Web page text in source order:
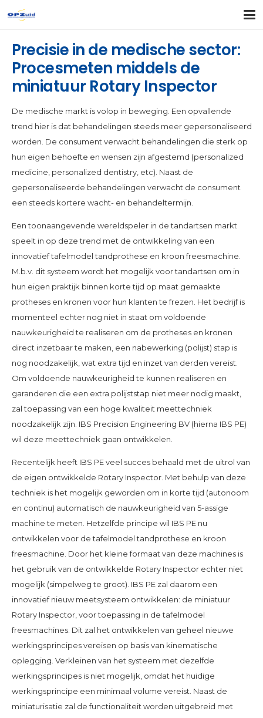
Precisie in de medische sector:
Procesmeten middels de
miniatuur Rotary Inspector
De medische markt is volop in beweging. Een opvallende
trend hier is dat behandelingen steeds meer gepersonaliseerd
worden. De consument verwacht behandelingen die sterk op
hun eigen behoefte en wensen zijn afgestemd (personalized
medicine, personalized dentistry, etc). Naast de
gepersonaliseerde behandelingen verwacht de consument
een steeds kortere wacht- en behandeltermijn.
Een toonaangevende wereldspeler in de tandartsen markt
speelt in op deze trend met de ontwikkeling van een
innovatief tafelmodel tandprothese en kroon freesmachine.
M.b.v. dit systeem wordt het mogelijk voor tandartsen om in
hun eigen praktijk binnen korte tijd op maat gemaakte
protheses en kronen voor hun klanten te frezen. Het bedrijf is
momenteel echter nog niet in staat om voldoende
nauwkeurigheid te realiseren om de protheses en kronen
direct inzetbaar te maken, een nabewerking (polijst) stap is
nog noodzakelijk, wat extra tijd en inzet van derden vereist.
Om voldoende nauwkeurigheid te kunnen realiseren en
garanderen die een extra polijststap niet meer nodig maakt,
zal toepassing van een hoge kwaliteit meettechniek
noodzakelijk zijn. IBS Precision Engineering BV (hierna IBS PE)
wil deze meettechniek gaan ontwikkelen.
Recentelijk heeft IBS PE veel succes behaald met de uitrol van
de eigen ontwikkelde Rotary Inspector. Met behulp van deze
techniek is het mogelijk geworden om in korte tijd (autonoom
en continu) automatisch de nauwkeurigheid van 5-assige
machine te meten. Hetzelfde principe wil IBS PE nu
ontwikkelen voor de tafelmodel tandprothese en kroon
freesmachine. Door het kleine formaat van deze machines is
het gebruik van de ontwikkelde Rotary Inspector echter niet
mogelijk (simpelweg te groot). IBS PE zal daarom een
innovatief nieuw meetsysteem ontwikkelen: de miniatuur
Rotary Inspector, voor toepassing in de tafelmodel
freesmachines. Dit zal het ontwikkelen van geheel nieuwe
werkingsprincipes vereisen op basis van kinematische
oplegging. Verkleinen van het systeem met dezelfde
werkingsprincipes is niet mogelijk, omdat het huidige
werkingsprincipe een minimaal volume vereist. Naast de
miniaturisatie zal de functionaliteit worden uitgebreid met